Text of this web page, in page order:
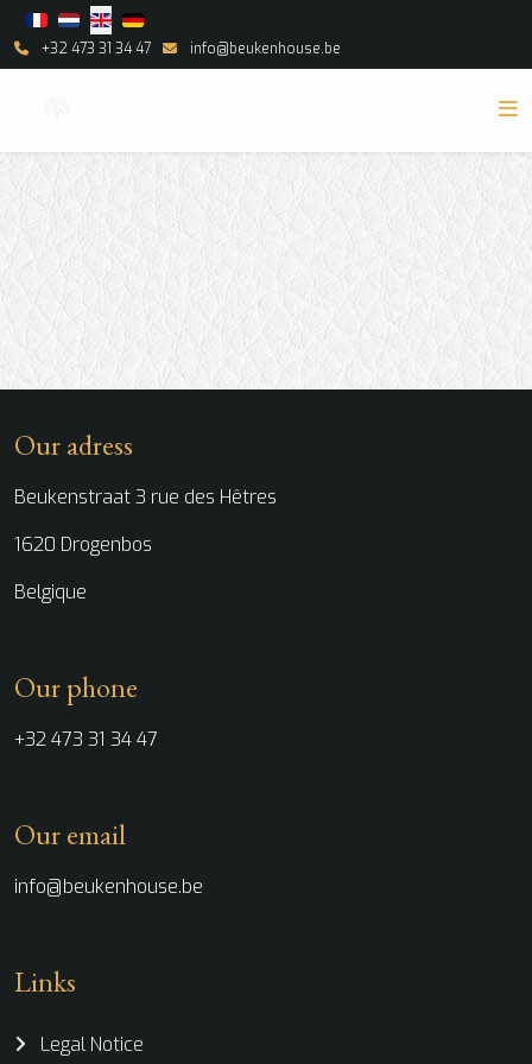
Select your language
+32 473 31 34 47 info@beukenhouse.be
Our adress
Beukenstraat 3 rue des Hêtres
1620 Drogenbos
Belgique
Our phone
+32 473 31 34 47
Our email
info@beukenhouse.be
Links
Legal Notice